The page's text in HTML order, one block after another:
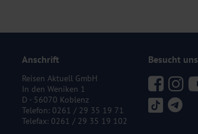
Anschrift
Reisen Aktuell GmbH
In den Weniken 1
D - 56070 Koblenz
Telefon: 0261 / 29 35 19 71
Telefax: 0261 / 29 35 19 102
Besucht uns